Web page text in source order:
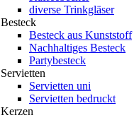
diverse Trinkgläser
Besteck
Besteck aus Kunststoff
Nachhaltiges Besteck
Partybesteck
Servietten
Servietten uni
Servietten bedruckt
Kerzen